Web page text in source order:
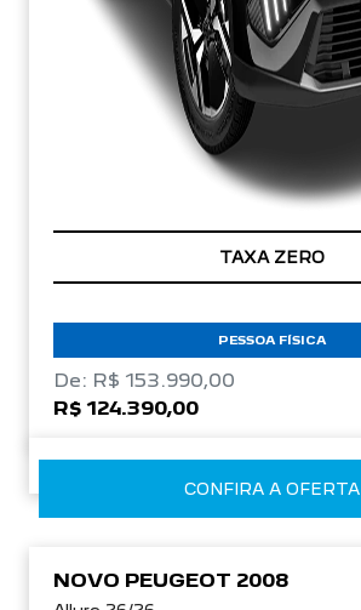
TAXA ZERO
PESSOA FÍSICA
De: R$ 153.990,00
R$ 124.390,00
CONFIRA A OFERTA
NOVO PEUGEOT 2008